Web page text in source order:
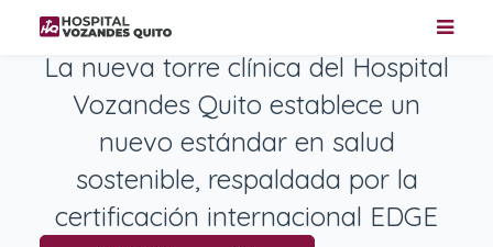
La nueva torre clínica del Hospital
Vozandes Quito establece un
nuevo estándar en salud
sostenible, respaldada por la
certificación internacional EDGE